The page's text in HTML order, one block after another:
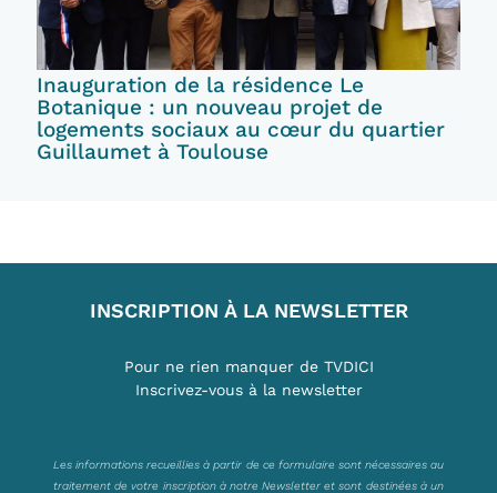
Inauguration de la résidence Le
Botanique : un nouveau projet de
logements sociaux au cœur du quartier
Guillaumet à Toulouse
INSCRIPTION À LA NEWSLETTER
Pour ne rien manquer de TVDICI
Inscrivez-vous à la newsletter
Les informations recueillies à partir de ce formulaire sont nécessaires au
traitement de votre inscription à notre Newsletter et sont destinées à un